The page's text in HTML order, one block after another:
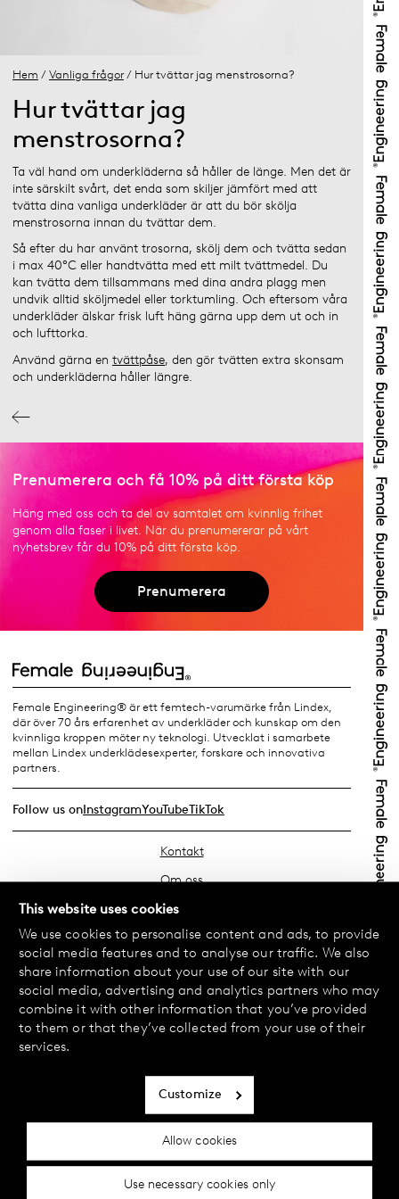
This website uses cookies
We use cookies to personalise content and ads, to provide
social media features and to analyse our traffic. We also
share information about your use of our site with our
social media, advertising and analytics partners who may
combine it with other information that you’ve provided
to them or that they’ve collected from your use of their
services.
Allow cookies
Customize
Use necessary cookies only
Hem / Vanliga frågor/ Hur tvättar jag menstrosorna?
Hur tvättar jag
menstrosorna?
Ta väl hand om underkläderna så håller de länge. Men det är
inte särskilt svårt, det enda som skiljer jämfört med att
tvätta dina vanliga underkläder är att du bör skölja
menstrosorna innan du tvättar dem.
Så efter du har använt trosorna, skölj dem och tvätta sedan
i max 40°C eller handtvätta med ett milt tvättmedel. Du
kan tvätta dem tillsammans med dina andra plagg men
undvik alltid sköljmedel eller torktumling. Och eftersom våra
underkläder älskar frisk luft häng gärna upp dem ut och in
och lufttorka.
Använd gärna en tvättpåse, den gör tvätten extra skonsam
och underkläderna håller längre.
Prenumerera och få 10% på ditt första köp
Häng med oss och ta del av samtalet om kvinnlig frihet
genom alla faser i livet. När du prenumererar på vårt
nyhetsbrev får du 10% på ditt första köp.
Prenumerera
Female Engineering® är ett femtech-varumärke från Lindex,
där över 70 års erfarenhet av underkläder och kunskap om den
kvinnliga kroppen möter ny teknologi. Utvecklat i samarbete
mellan Lindex underklädesexperter, forskare och innovativa
partners.
Follow us onInstagramYouTubeTikTok
Kontakt
Om oss
Hitta din butik
FAQ
Köpvillkor
Integritetspolicy
Byte & Retur
Cookiepolicy
Cookie inställningar